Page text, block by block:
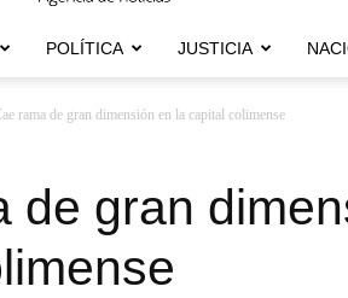
Noticias
POLÍTICA JUSTICIA
rama de gran dimensión en la capital colimense
de gran